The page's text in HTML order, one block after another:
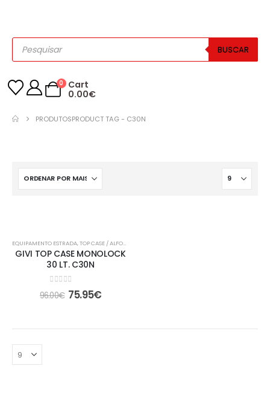
BUSCAR
0
Cart
0.00€
PRODUTOSPRODUCT TAG - C30N
EQUIPAMENTO ESTRADA,TOP CASE / ALFORJES
GIVI TOP CASE MONOLOCK
30 LT. C30N
out of 5
96.00€ 75.95€